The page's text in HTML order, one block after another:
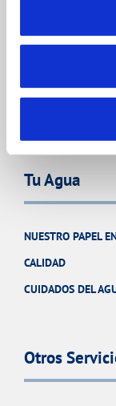
más información
ATENCIÓN AL
COMPROMISO DE
Tu Agua
NUESTRO PAPEL
CALIDAD
CUIDADOS DEL
Otros